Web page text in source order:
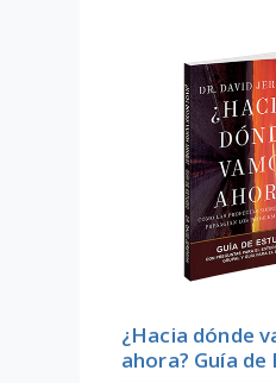
¿Hacia dónde
ahora? Guía de